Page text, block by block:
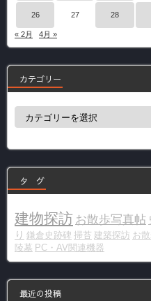
26 27 28
« 2月 4月 »
カテゴリー
カ
ー
タ グ
建物探訪 お散歩写真帖
り 鎌倉史跡碑 掃苔 建築探訪 お
陵墓 PC・AV関連機器
最近の投稿